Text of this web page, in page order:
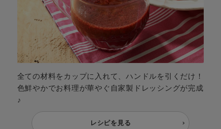
全ての材料をカップに入れて、ハンドルを引くだけ！
色鮮やかでお料理が華やぐ自家製ドレッシングが完成
♪
レシピを見る